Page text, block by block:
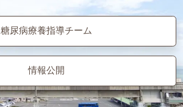
糖尿病療養指導チーム
情報公開